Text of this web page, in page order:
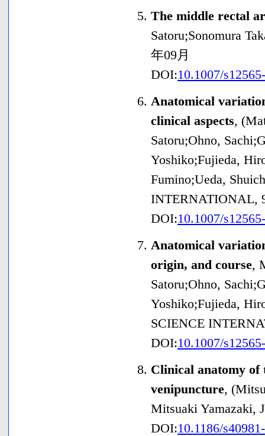
The middle rectal
Satoru;Sonomura
年09月
DOI:10.1007/
Anatomical
clinical aspects,
Satoru;Ohno,
Yoshiko;Fujieda,
Fumino;Ueda,
INTERNATIONAL,
DOI:10.1007/
Anatomical
origin, and course,
Satoru;Ohno,
Yoshiko;Fujieda,
SCIENCE
DOI:10.1007/
Clinical anatomy of
venipuncture,
Mitsuaki Yamazaki,
DOI:10.1186/